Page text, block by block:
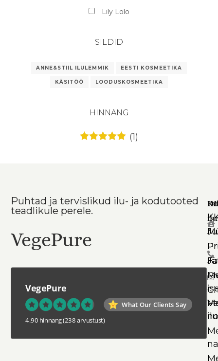
Lily Lolo
SILDID
ANNE&STIIL ILULEMMIK EESTI KOSMEETIKA
KÄSITÖÖ LOODUSKOSMEETIKA
HINNANG
(1)
Puhtad ja tervislikud ilu- ja kodutooted
teadlikule perele.
VegePure
VegePure
What Our Clients Say
4.90 hinnang(238 arvustust)